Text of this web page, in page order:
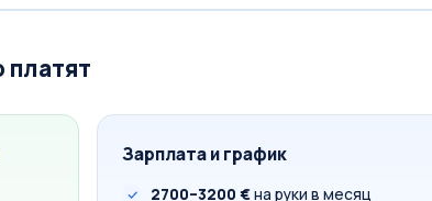
платят
Зарплата и график
2700–3200 €на руки в месяц